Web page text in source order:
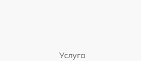
Услуга